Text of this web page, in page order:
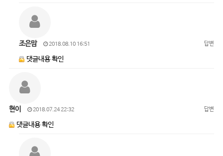
조은맘 2018.08.10 16:51 답변
댓글내용 확인
현이 2018.07.24 22:32 답변
댓글내용 확인